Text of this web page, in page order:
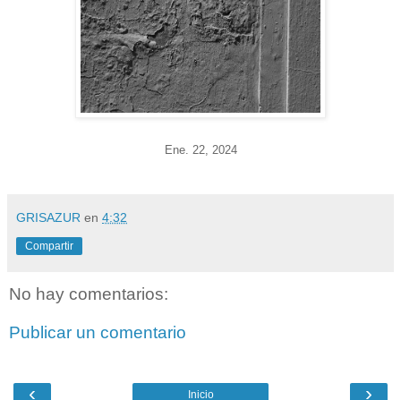
Ene. 22, 2024
GRISAZUR en 4:32
Compartir
No hay comentarios:
Publicar un comentario
‹ ›
Inicio